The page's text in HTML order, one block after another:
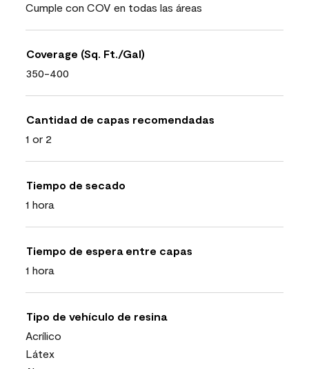
Cumple con COV en todas las áreas
Coverage (Sq. Ft./Gal)
350-400
Cantidad de capas recomendadas
1 or 2
Tiempo de secado
1 hora
Tiempo de espera entre capas
1 hora
Tipo de vehículo de resina
Acrílico
Látex